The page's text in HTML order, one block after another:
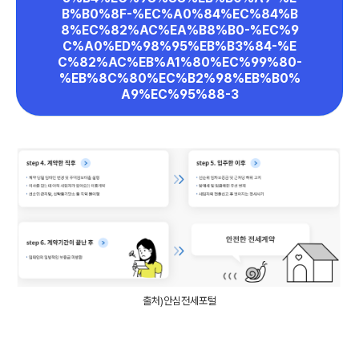
B%B0%8F-%EC%A0%84%EC%84%B
8%EC%82%AC%EA%B8%B0-%EC%9
C%A0%ED%98%95%EB%B3%84-%E
C%82%AC%EB%A1%80%EC%99%80-
%EB%8C%80%EC%B2%98%EB%B0%
A9%EC%95%88-3
출처)안심전세포털